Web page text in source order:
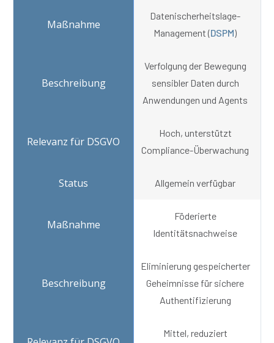
Datenischerheitslage-
Management (DSPM)
Verfolgung der Bewegung
sensibler Daten durch
Anwendungen und Agents
Hoch, unterstützt
Compliance-Überwachung
Allgemein verfügbar
Föderierte
Identitätsnachweise
Eliminierung gespeicherter
Geheimnisse für sichere
Authentifizierung
Mittel, reduziert